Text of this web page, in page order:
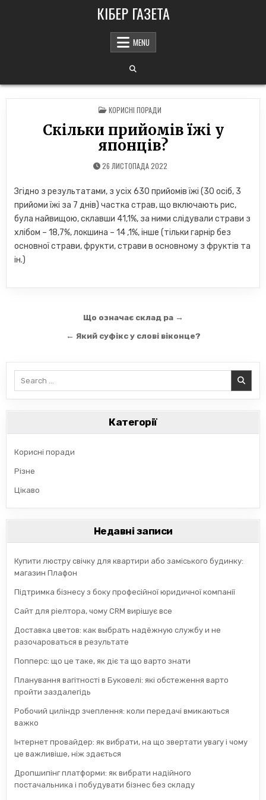
КІБЕР ГАЗЕТА
MENU
POSTED
IN
КОРИСНІ ПОРАДИ
Скільки прийомів їжі у
японців?
26 ЛИСТОПАДА 2022
Згідно з результатами, з усіх 630 прийомів їжі (30 осіб, 3
прийоми їжі за 7 днів) частка страв, що включають рис,
була найвищою, склавши 41,1%, за ними слідували страви з
хлібом – 18,7%, локшина – 14 ,1%, інше (тільки гарнір без
основної страви, фрукти, страви в основному з фруктів та
ін.)
Навігація
записів
Що означає склад ра →
← Який суфікс у слові віконце?
Категорії
Корисні поради
Різне
Цікаво
Недавні записи
Купити люстру свічку для квартири або заміського будинку:
магазин Плафон
Підтримка бізнесу з боку професійної юридичної компанії
Сайт для ріелтора, чому CRM вирішує все
Доставка цветов: как выбрать надёжную службу и не
разочароваться в результате
Попперс: що це таке, як діє та що варто знати
Планування вагітності в Буковелі: які обстеження варто
пройти заздалегідь
Робочий циліндр зчеплення: коли передачі вмикаються
важко
Інтернет провайдер: як вибрати, на що звертати увагу і чому
це важливіше, ніж здається
Дропшипінг платформи: як вибрати надійного
постачальника і побудувати бізнес без складу